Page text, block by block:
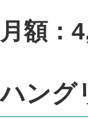
月額：
ハング